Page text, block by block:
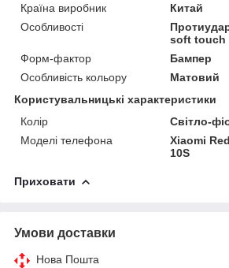
Країна виробник
Китай
Особливості
soft touch
Форм-фактор
Бампер
Особливість кольору
Матовий
Користувальницькі характеристики
Колір
Світло-
Моделі телефона
Xiaomi
10S
Приховати
Умови доставки
Нова Пошта